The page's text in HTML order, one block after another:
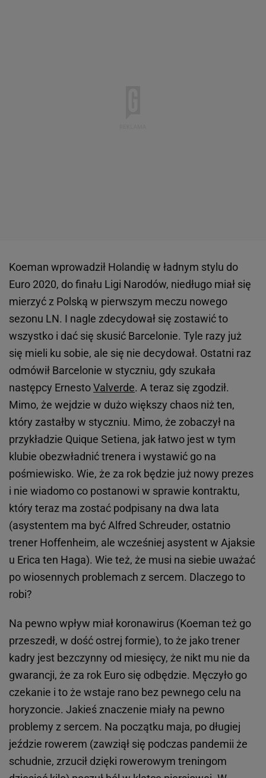
Koeman wprowadził Holandię w ładnym stylu do
Euro 2020, do finału Ligi Narodów, niedługo miał się
mierzyć z Polską w pierwszym meczu nowego
sezonu LN. I nagle zdecydował się zostawić to
wszystko i dać się skusić Barcelonie. Tyle razy już
się mieli ku sobie, ale się nie decydował. Ostatni raz
odmówił Barcelonie w styczniu, gdy szukała
następcy ErnestoValverde. A teraz się zgodził.
Mimo, że wejdzie w dużo większy chaos niż ten,
który zastałby w styczniu. Mimo, że zobaczył na
przykładzie Quique Setiena, jak łatwo jest w tym
klubie obezwładnić trenera i wystawić go na
pośmiewisko. Wie, że za rok będzie już nowy prezes
i nie wiadomo co postanowi w sprawie kontraktu,
który teraz ma zostać podpisany na dwa lata
(asystentem ma być Alfred Schreuder, ostatnio
trener Hoffenheim, ale wcześniej asystent w Ajaksie
u Erica ten Haga). Wie też, że musi na siebie uważać
po wiosennych problemach z sercem. Dlaczego to
robi?
Na pewno wpływ miał koronawirus (Koeman też go
przeszedł, w dość ostrej formie), to że jako trener
kadry jest bezczynny od miesięcy, że nikt mu nie da
gwarancji, że za rok Euro się odbędzie. Męczyło go
czekanie i to że wstaje rano bez pewnego celu na
horyzoncie. Jakieś znaczenie miały na pewno
problemy z sercem. Na początku maja, po długiej
jeździe rowerem (zawziął się podczas pandemii że
schudnie, zrzucił dzięki rowerowym treningom